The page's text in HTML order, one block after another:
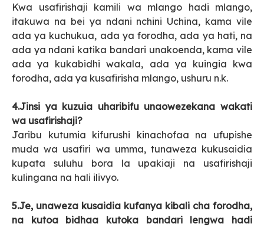
Kwa usafirishaji kamili wa mlango hadi mlango,
itakuwa na bei ya ndani nchini Uchina, kama vile
ada ya kuchukua, ada ya forodha, ada ya hati, na
ada ya ndani katika bandari unakoenda, kama vile
ada ya kukabidhi wakala, ada ya kuingia kwa
forodha, ada ya kusafirisha mlango, ushuru n.k.
4.Jinsi ya kuzuia uharibifu unaowezekana wakati
wa usafirishaji?
Jaribu kutumia kifurushi kinachofaa na ufupishe
muda wa usafiri wa umma, tunaweza kukusaidia
kupata suluhu bora la upakiaji na usafirishaji
kulingana na hali ilivyo.
5.Je, unaweza kusaidia kufanya kibali cha forodha,
na kutoa bidhaa kutoka bandari lengwa hadi